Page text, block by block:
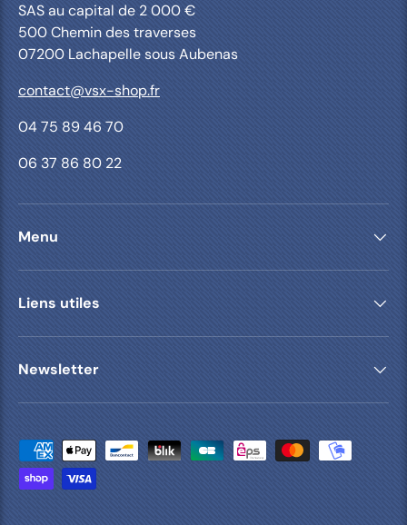
SAS au capital de 2 000 €
500 Chemin des traverses
07200 Lachapelle sous Aubenas
contact@vsx-shop.fr
04 75 89 46 70
06 37 86 80 22
Menu
Liens utiles
Newsletter
Moyens de paiement acceptés